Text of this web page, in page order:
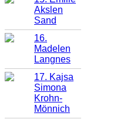
Akslen
Sand
16.
Madelen
Langnes
17. Kajsa
Simona
Krohn-
Mönnich